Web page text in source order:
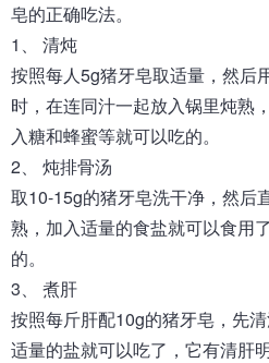
皂的正确吃法。
1、 清炖
按照每人5g猪牙皂取适量，然后
时，在连同汁一起放入锅里炖熟
入糖和蜂蜜等就可以吃的。
2、 炖排骨汤
取10-15g的猪牙皂洗干净，然后
熟，加入适量的食盐就可以食用
的。
3、 煮肝
按照每斤肝配10g的猪牙皂，先
适量的盐就可以吃了，它有清肝